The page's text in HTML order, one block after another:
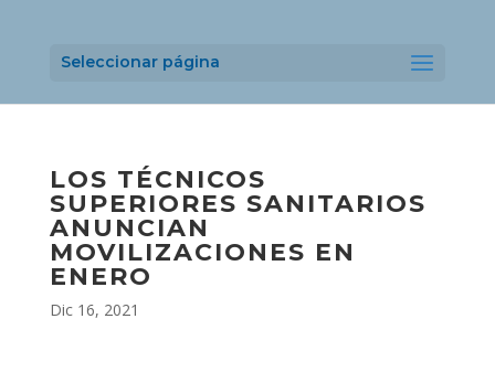
Seleccionar página
LOS TÉCNICOS
SUPERIORES SANITARIOS
ANUNCIAN
MOVILIZACIONES EN
ENERO
Dic 16, 2021